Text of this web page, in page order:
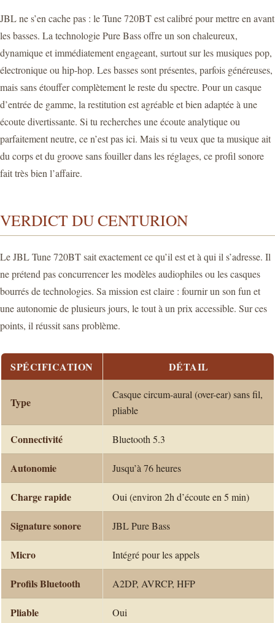
JBL ne s’en cache pas : le Tune 720BT est calibré pour mettre en avant
les basses. La technologie Pure Bass offre un son chaleureux,
dynamique et immédiatement engageant, surtout sur les musiques pop,
électronique ou hip-hop. Les basses sont présentes, parfois généreuses,
mais sans étouffer complètement le reste du spectre. Pour un casque
d’entrée de gamme, la restitution est agréable et bien adaptée à une
écoute divertissante. Si tu recherches une écoute analytique ou
parfaitement neutre, ce n’est pas ici. Mais si tu veux que ta musique ait
du corps et du groove sans fouiller dans les réglages, ce profil sonore
fait très bien l’affaire.
VERDICT DU CENTURION
Le JBL Tune 720BT sait exactement ce qu’il est et à qui il s’adresse. Il
ne prétend pas concurrencer les modèles audiophiles ou les casques
bourrés de technologies. Sa mission est claire : fournir un son fun et
une autonomie de plusieurs jours, le tout à un prix accessible. Sur ces
points, il réussit sans problème.
SPÉCIFICATION DÉTAIL
Type
Casque circum-aural (over-ear) sans fil,
pliable
Connectivité Bluetooth 5.3
Autonomie Jusqu’à 76 heures
Charge rapide Oui (environ 2h d’écoute en 5 min)
Signature sonore JBL Pure Bass
Micro Intégré pour les appels
Profils Bluetooth A2DP, AVRCP, HFP
Pliable Oui